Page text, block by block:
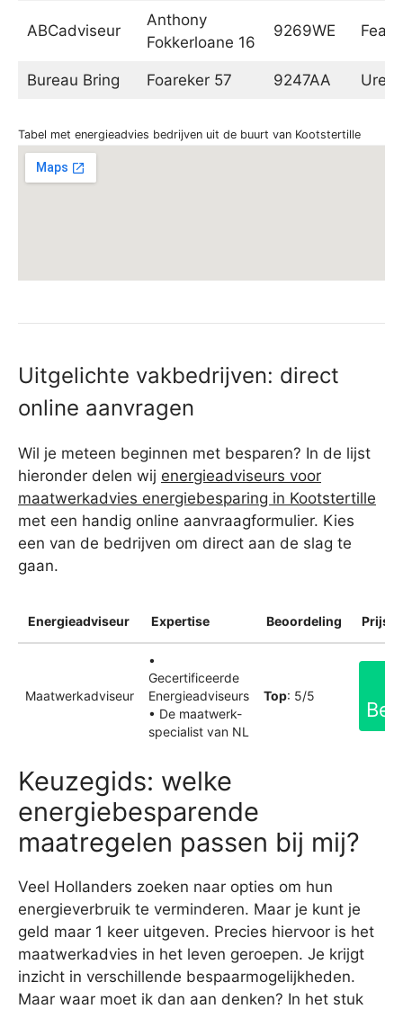
ABCadviseur
Anthony
Fokkerloane 16
9269WE
Bureau Bring Foareker 57 9247AA
Tabel met energieadvies bedrijven uit de buurt van Kootstertille
Uitgelichte vakbedrijven: direct
online aanvragen
Wil je meteen beginnen met besparen? In de lijst
hieronder delen wij energieadviseurs voor
maatwerkadvies energiebesparing in Kootstertille
met een handig online aanvraagformulier. Kies
een van de bedrijven om direct aan de slag te
gaan.
Energieadviseur Expertise Beoordeling
Maatwerkadviseur
•
Gecertificeerde
Energieadviseurs
• De maatwerk-
specialist van NL
Top: 5/5
Keuzegids: welke
energiebesparende
maatregelen passen bij mij?
Veel Hollanders zoeken naar opties om hun
energieverbruik te verminderen. Maar je kunt je
geld maar 1 keer uitgeven. Precies hiervoor is het
maatwerkadvies in het leven geroepen. Je krijgt
inzicht in verschillende bespaarmogelijkheden.
Maar waar moet ik dan aan denken? In het stuk